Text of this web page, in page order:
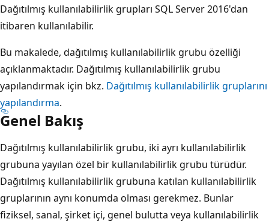
Dağıtılmış kullanılabilirlik grupları SQL Server 2016'dan
itibaren kullanılabilir.
Bu makalede, dağıtılmış kullanılabilirlik grubu özelliği
açıklanmaktadır. Dağıtılmış kullanılabilirlik grubu
yapılandırmak için bkz. Dağıtılmış kullanılabilirlik gruplarını
yapılandırma.
Genel Bakış
Dağıtılmış kullanılabilirlik grubu, iki ayrı kullanılabilirlik
grubuna yayılan özel bir kullanılabilirlik grubu türüdür.
Dağıtılmış kullanılabilirlik grubuna katılan kullanılabilirlik
gruplarının aynı konumda olması gerekmez. Bunlar
fiziksel, sanal, şirket içi, genel bulutta veya kullanılabilirlik